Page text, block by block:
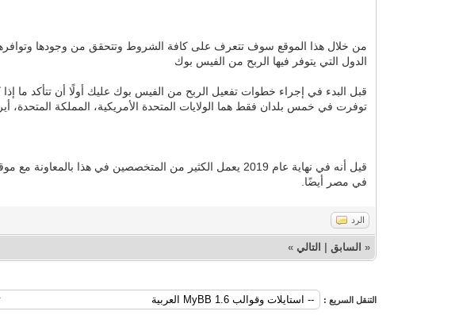
من خلال هذا الموقع سوف تتعرف على كافة الشروط وتتحقق من وجودها
الدول التي يتوفر فيها الربح من الفيس بوك
قبل البدء في إجراء خطوات تفعيل الربح من الفيس بوك عليك أولًا أن تتأكد ما
توفرت في خمس بلدان فقط هما الولايات المتحدة الأمريكية، المملكة المتحدة،
في مصر أيضًا.
الرد
« السابق التالي »
التنقل السريع :